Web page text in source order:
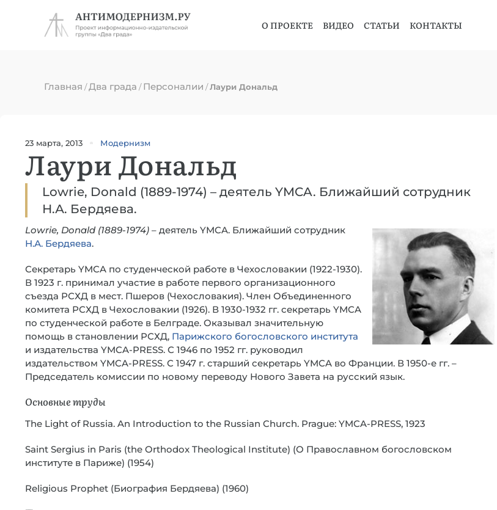
О ПРОЕКТЕ ВИДЕО СТАТЬИ КОНТАКТЫ
Главная /Два града /Персоналии /Лаури Дональд
23 марта, 2013 Модернизм
Лаури Дональд
Lowrie, Donald (1889-1974) – деятель YMCA. Ближайший сотрудник
Н.А. Бердяева.
Lowrie, Donald (1889-1974) – деятель YMCA. Ближайший сотрудник
Н.А. Бердяева.
Секретарь YMCA по студенческой работе в Чехословакии (1922-1930).
В 1923 г. принимал участие в работе первого организационного
съезда РСХД в мест. Пшеров (Чехословакия). Член Объединенного
комитета РСХД в Чехословакии (1926). В 1930-1932 гг. секретарь YMCA
по студенческой работе в Белграде. Оказывал значительную
помощь в становлении РСХД, Парижского богословского института
и издательства YMCA-PRESS. С 1946 по 1952 гг. руководил
издательством YMCA-PRESS. С 1947 г. старший секретарь YMCA во Франции. В 1950-е гг. –
Председатель комиссии по новому переводу Нового Завета на русский язык.
Основные труды
The Light of Russia. An Introduction to the Russian Church. Prague: YMCA-PRESS, 1923
Saint Sergius in Paris (the Orthodox Theological Institute) (О Православном богословском
институте в Париже) (1954)
Religious Prophet (Биография Бердяева) (1960)